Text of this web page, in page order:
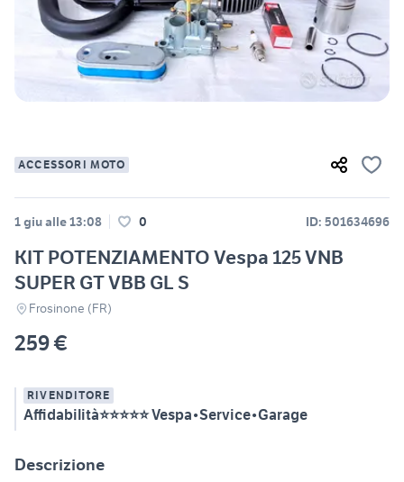
ACCESSORI MOTO
1 giu alle 13:08 0 ID: 501634696
KIT POTENZIAMENTO Vespa 125 VNB
SUPER GT VBB GL S
Frosinone (FR)
259 €
RIVENDITORE
Affidabilità⭐⭐⭐⭐⭐ Vespa•Service•Garage
Descrizione